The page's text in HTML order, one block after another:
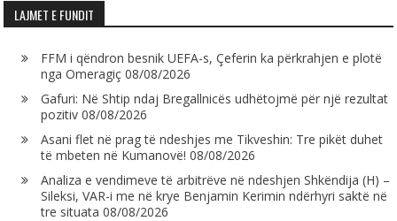
LAJMET E FUNDIT
FFM i qëndron besnik UEFA-s, Çeferin ka përkrahjen e plotë
nga Omeragiç 08/08/2026
Gafuri: Në Shtip ndaj Bregallnicës udhëtojmë për një rezultat
pozitiv 08/08/2026
Asani flet në prag të ndeshjes me Tikveshin: Tre pikët duhet
të mbeten në Kumanovë! 08/08/2026
Analiza e vendimeve të arbitrëve në ndeshjen Shkëndija (H) –
Sileksi, VAR-i me në krye Benjamin Kerimin ndërhyri saktë në
tre situata 08/08/2026